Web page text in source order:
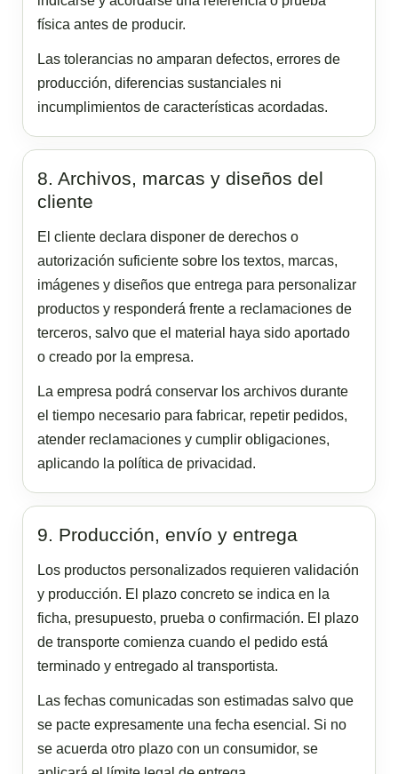
física antes de producir.
Las tolerancias no amparan defectos, errores de
producción, diferencias sustanciales ni
incumplimientos de características acordadas.
8. Archivos, marcas y diseños del
cliente
El cliente declara disponer de derechos o
autorización suficiente sobre los textos, marcas,
imágenes y diseños que entrega para personalizar
productos y responderá frente a reclamaciones de
terceros, salvo que el material haya sido aportado
o creado por la empresa.
La empresa podrá conservar los archivos durante
el tiempo necesario para fabricar, repetir pedidos,
atender reclamaciones y cumplir obligaciones,
aplicando la política de privacidad.
9. Producción, envío y entrega
Los productos personalizados requieren validación
y producción. El plazo concreto se indica en la
ficha, presupuesto, prueba o confirmación. El plazo
de transporte comienza cuando el pedido está
terminado y entregado al transportista.
Las fechas comunicadas son estimadas salvo que
se pacte expresamente una fecha esencial. Si no
se acuerda otro plazo con un consumidor, se